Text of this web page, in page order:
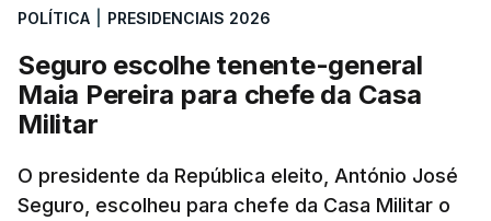
POLÍTICA PRESIDENCIAIS 2026
Seguro escolhe tenente-general
Maia Pereira para chefe da Casa
Militar
O presidente da República eleito, António José
Seguro, escolheu para chefe da Casa Militar o